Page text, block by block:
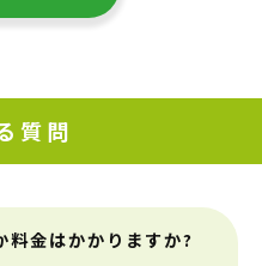
質問
料金はかかりますか?